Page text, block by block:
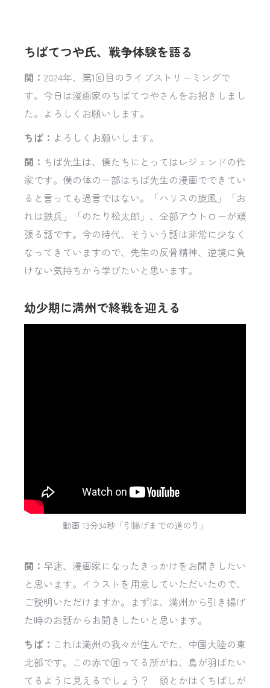
ちばてつや氏、戦争体験を語る
関： 2024年、第1回目のライブストリーミングで
す。今日は漫画家のちばてつやさんをお招きしまし
た。よろしくお願いします。
ちば： よろしくお願いします。
関： ちば先生は、僕たちにとってはレジェンドの作
家です。僕の体の一部はちば先生の漫画でできてい
ると言っても過言ではない。「ハリスの旋風」「お
れは鉄兵」「のたり松太郎」、全部アウトローが頑
張る話です。今の時代、そういう話は非常に少なく
なってきていますので、先生の反骨精神、逆境に負
けない気持ちから学びたいと思います。
幼少期に満州で終戦を迎える
動画 13分34秒「引揚げまでの道のり」
関： 早速、漫画家になったきっかけをお聞きしたい
と思います。イラストを用意していただいたので、
ご説明いただけますか。まずは、満州から引き揚げ
た時のお話からお聞きしたいと思います。
ちば： これは満州の我々が住んでた、中国大陸の東
北部です。この赤で囲ってる所がね、鳥が羽ばたい
てるように見えるでしょう？ 頭とかはくちばしが